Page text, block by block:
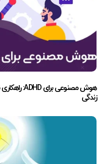
هوش مصنوعی برای ADHD: راهکاری نوین برای مدیریت تمرکز و بهبود
زندگی